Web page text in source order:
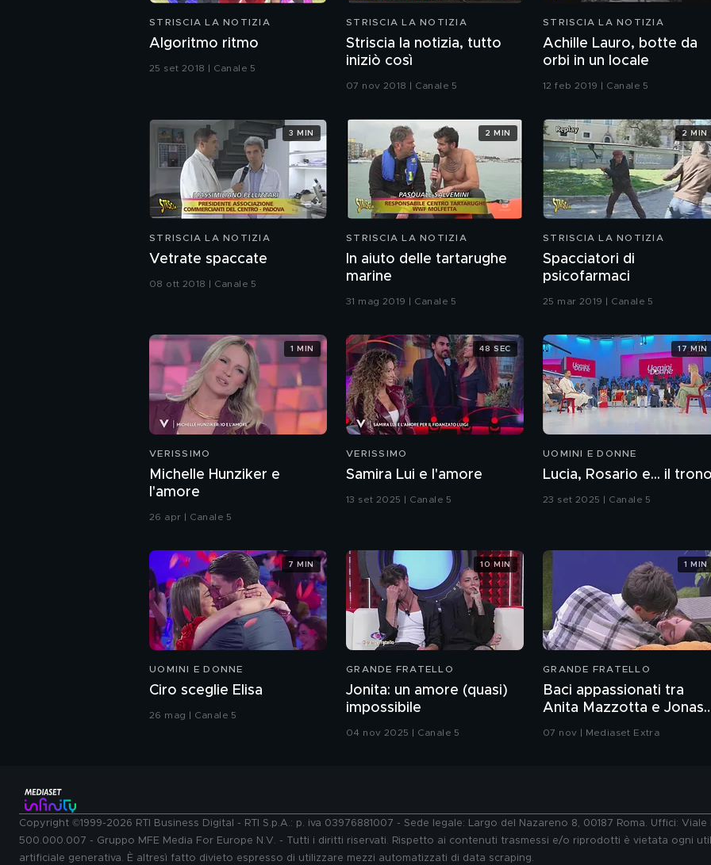
STRISCIA LA NOTIZIA
Algoritmo ritmo
25 set 2018 | Canale 5
STRISCIA LA NOTIZIA
Striscia la notizia, tutto
iniziò così
07 nov 2018 | Canale 5
STRISCIA LA NOTIZIA
Achille Lauro, botte da
orbi in un locale
12 feb 2019 | Canale 5
STRISCIA LA NOTIZIA
Vetrate spaccate
08 ott 2018 | Canale 5
3 MIN
STRISCIA LA NOTIZIA
In aiuto delle tartarughe
marine
31 mag 2019 | Canale 5
2 MIN
STRISCIA LA NOTIZIA
Spacciatori di
psicofarmaci
25 mar 2019 | Canale 5
2 MIN
VERISSIMO
Michelle Hunziker e
l'amore
26 apr | Canale 5
1 MIN
VERISSIMO
Samira Lui e l'amore
13 set 2025 | Canale 5
48 SEC
UOMINI E DONNE
Lucia, Rosario e... il trono
23 set 2025 | Canale 5
17 MIN
UOMINI E DONNE
Ciro sceglie Elisa
26 mag | Canale 5
7 MIN
GRANDE FRATELLO
Jonita: un amore (quasi)
impossibile
04 nov 2025 | Canale 5
10 MIN
GRANDE FRATELLO
Baci appassionati tra
Anita Mazzotta e Jonas
07 nov | Mediaset Extra
1 MIN
Copyright ©1999-2026 RTI Business Digital - RTI S.p.A.: p. iva 03976881007 - Sede legale: Largo del Nazareno 8, 00187 Roma. Uffici:
500.000.007 - Gruppo MFE Media For Europe N.V. - Tutti i diritti riservati. Rispetto ai contenuti trasmessi e/o riprodotti è vietata ogni
artificiale generativa. È altresì fatto divieto espresso di utilizzare mezzi automatizzati di data scraping.